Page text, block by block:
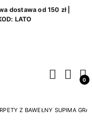
dostawa od 150 zł |
LATO
0
Z BAWEŁNY SUPIMA